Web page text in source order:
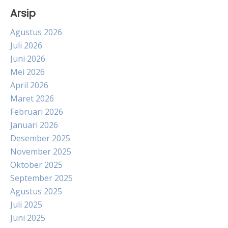
Arsip
Agustus 2026
Juli 2026
Juni 2026
Mei 2026
April 2026
Maret 2026
Februari 2026
Januari 2026
Desember 2025
November 2025
Oktober 2025
September 2025
Agustus 2025
Juli 2025
Juni 2025